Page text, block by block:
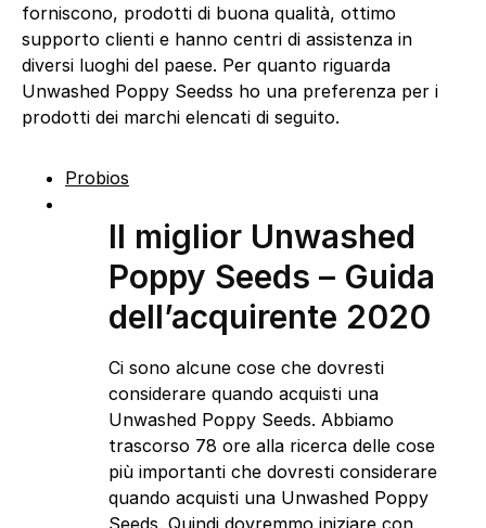
forniscono, prodotti di buona qualità, ottimo
supporto clienti e hanno centri di assistenza in
diversi luoghi del paese. Per quanto riguarda
Unwashed Poppy Seedss ho una preferenza per i
prodotti dei marchi elencati di seguito.
Probios
Il miglior Unwashed
Poppy Seeds – Guida
dell’acquirente 2020
Ci sono alcune cose che dovresti
considerare quando acquisti una
Unwashed Poppy Seeds. Abbiamo
trascorso 78 ore alla ricerca delle cose
più importanti che dovresti considerare
quando acquisti una Unwashed Poppy